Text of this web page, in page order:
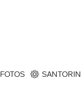
FOTOS SANTORIN